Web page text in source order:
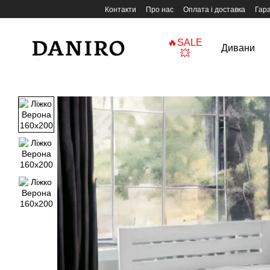
Перейти до основного контенту
Контакти Про нас Оплата і доставка
🔥SALE
💥
Дивани